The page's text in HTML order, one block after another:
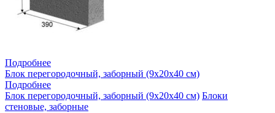
Подробнее
Блок перегородочный, заборный (9х20х40 см)
Подробнее
Блок перегородочный, заборный (9х20х40 см) Блоки
стеновые, заборные